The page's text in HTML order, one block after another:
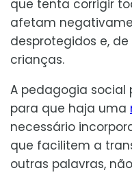
que tenta corrigir
afetam
desprotegidos e,
crianças.
A pedagogia social
para que haja uma
necessário
que facilitem a
outras palavras,